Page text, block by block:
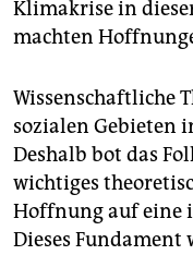
Klimakrise in
machten
Wissenschaftliche
sozialen Gebieten
Deshalb bot das
wichtiges
Hoffnung auf eine
Dieses